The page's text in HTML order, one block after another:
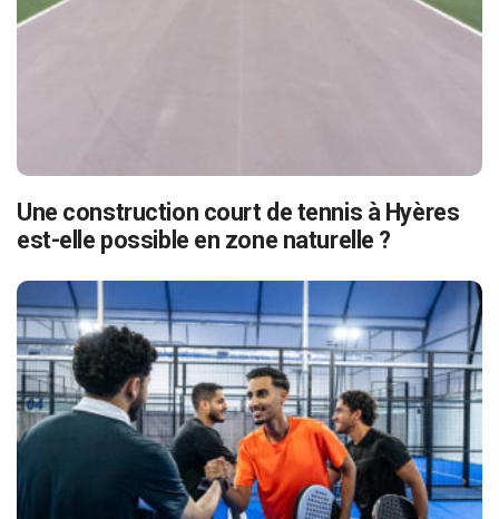
Une construction court de tennis à Hyères
est-elle possible en zone naturelle ?